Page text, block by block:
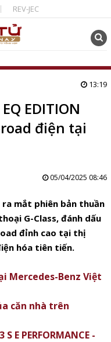
REV-JEC
13:19
EDITION
điện tại
05/04/2025 08:46
mắt phiên bản thuần
G-Class, đánh dấu
đỉnh cao tại thị
hóa tiên tiến.
Mercedes-Benz Việt
căn nhà trên
E PERFORMANCE -